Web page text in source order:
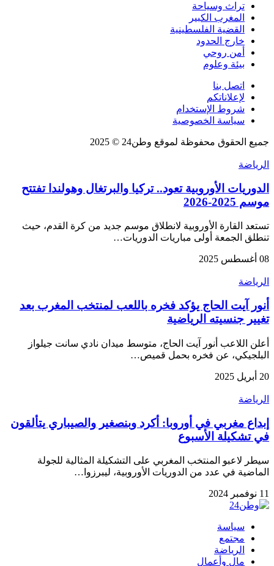
تراث وسياحة
المغرب الكبير
القضية الفلسطينية
خارج الحدود
أمن روحي
بيئة وعلوم
اتصل بنا
لإعلاناتكم
شروط الإستخدام
سياسة الخصوصية
جميع الحقوق محفوظة لموقع وطن24 © 2025
الرياضة
الدوريات الأوروبية تعود.. تركيا والبرتغال وهولندا تفتتح
موسم 2025-2026
تستعد القارة الأوروبية لانطلاق موسم جديد من كرة القدم، حيث
تنطلق الجمعة أولى مباريات الدوريات…
08 أغسطس 2025
الرياضة
أنور آيت الحاج يؤكد فخره باللعب لمنتخب المغرب بعد
تغيير جنسيته الرياضية
أعلن اللاعب أنور آيت الحاج، متوسط ميدان نادي سانت جيلواز
البلجيكي، عن فخره بحمل قميص…
20 أبريل 2025
الرياضة
إبداع مغربي في أوروبا: أكرد وبنصغير والصيباري يتألقون
في تشكيلة الأسبوع
سيطر لاعبو المنتخب المغربي على التشكيلة المثالية للجولة
الماضية في عدد من الدوريات الأوروبية، ليبرزوا…
11 نوفمبر 2024
سياسة
مجتمع
الرياضة
مال وأعمال